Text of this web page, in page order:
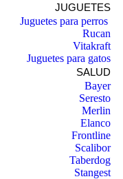
JUGUETES
Juguetes para perros ​
Rucan
Vitakraft
Juguetes para gatos
SALUD
Bayer
Seresto
Merlin
Elanco
Frontline
Scalibor
Taberdog
Stangest